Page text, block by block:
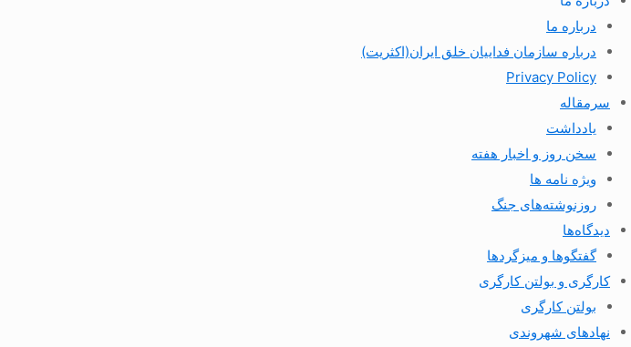
درباره ما
درباره سازمان فداییان خلق ایران(اکثریت)
Privacy Policy
سرمقاله
یادداشت
سخن روز و اخبار هفته
ویژه نامه ها
روزنوشته‌های جنگ
دیدگاه‌ها
گفتگوها و میزگردها
کارگری و بولتن کارگری
بولتن کارگری
نهادهای شهروندی